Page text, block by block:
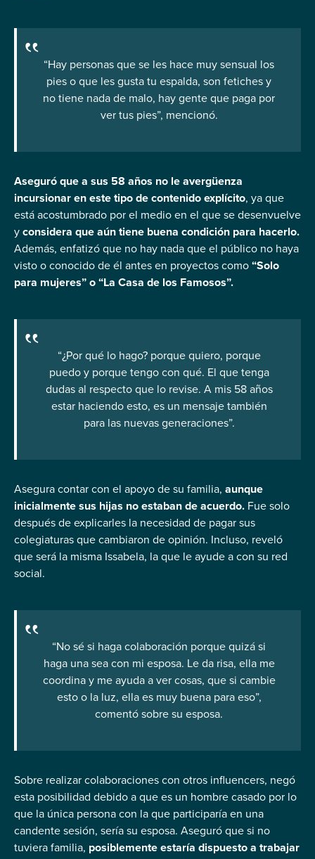
“Hay personas que se les hace muy sensual los
pies o que les gusta tu espalda, son fetiches y
no tiene nada de malo, hay gente que paga por
ver tus pies”, mencionó.
Aseguró que a sus 58 años no le avergüenza
incursionar en este tipo de contenidoexplícito, ya que
está acostumbrado por el medio en el que se desenvuelve
yconsidera que aún tiene buena condición para hacerlo.
Además, enfatizó que no hay nada que el público no haya
visto o conocido de él antes en proyectos como“Solo
para mujeres” o “La Casa de los Famosos”.
“¿Por qué lo hago? porque quiero, porque
puedo y porque tengo con qué. El que tenga
dudas al respecto que lo revise. A mis 58 años
estar haciendo esto, es un mensaje también
para las nuevas generaciones”.
Asegura contar con el apoyo de su familia, aunque
inicialmente sus hijas no estaban de acuerdo. Fue solo
después de explicarles la necesidad de pagar sus
colegiaturas que cambiaron de opinión. Incluso, reveló
que será la misma Issabela, la que le ayude a con su red
social.
“No sé si haga colaboración porque quizá si
haga una sea con mi esposa. Le da risa, ella me
coordina y me ayuda a ver cosas, que si cambie
esto o la luz, ella es muy buena para eso”,
comentó sobre su esposa.
Sobre realizar colaboraciones con otros influencers, negó
esta posibilidad debido a que es un hombre casado por lo
que la única persona con la que participaría en una
candente sesión, sería su esposa. Aseguró que si no
tuviera familia, posiblemente estaría dispuesto a trabajar